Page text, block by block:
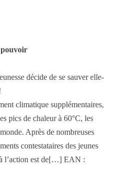
décide de se sauver elle-
climatique supplémentaires,
pics de chaleur à 60°C, les
Après de nombreuses
contestataires des jeunes
à l’action est de[…] EAN :